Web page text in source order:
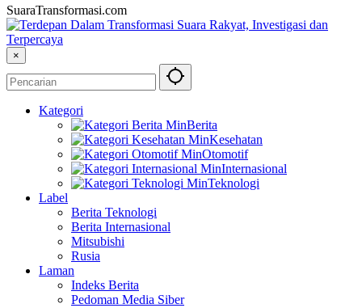
SuaraTransformasi.com
×
Kategori
Berita
Kesehatan
Otomotif
Internasional
Teknologi
Label
Berita Teknologi
Berita Internasional
Mitsubishi
Rusia
Laman
Indeks Berita
Pedoman Media Siber